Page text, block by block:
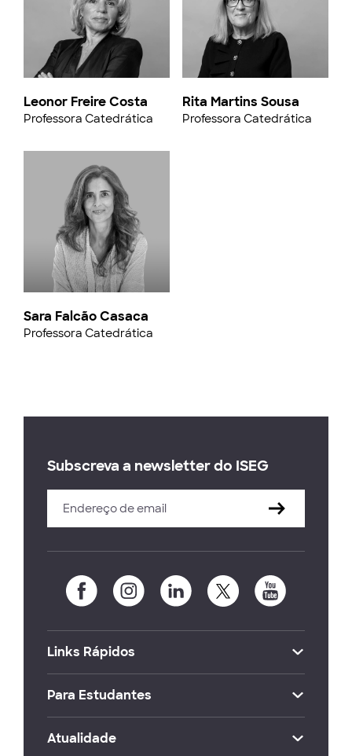
Leonor Freire Costa
Professora Catedrática
Sara Falcão Casaca
Professora Catedrática
Rita Martins Sousa
Professora Catedrática
Subscreva a newsletter do ISEG
Links Rápidos
Para Estudantes
Atualidade